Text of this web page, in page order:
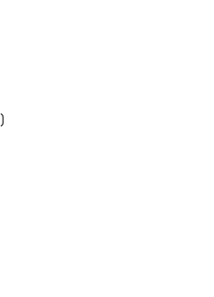
)